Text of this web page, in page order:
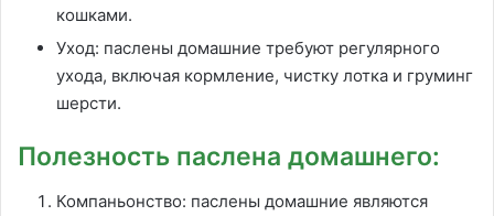
кошками.
Уход: паслены домашние требуют регулярного
ухода, включая кормление, чистку лотка и груминг
шерсти.
Полезность паслена домашнего:
Компаньонство: паслены домашние являются